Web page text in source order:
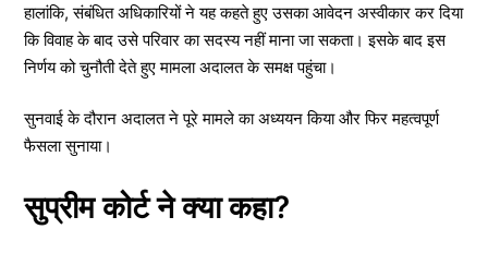
हालांकि, संबंधित अधिकारियों ने यह कहते हुए उसका आवेदन अस्वीकार कर दिया
कि विवाह के बाद उसे परिवार का सदस्य नहीं माना जा सकता। इसके बाद इस
निर्णय को चुनौती देते हुए मामला अदालत के समक्ष पहुंचा।
सुनवाई के दौरान अदालत ने पूरे मामले का अध्ययन किया और फिर महत्वपूर्ण
फैसला सुनाया।
सुप्रीम कोर्ट ने क्या कहा?